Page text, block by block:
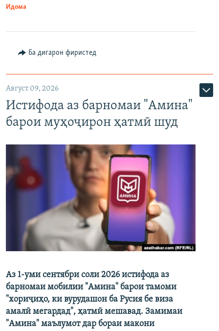
Идома
Ба дигарон фиристед
Август 09, 2026
Истифода аз барномаи "Амина"
барои муҳоҷирон ҳатмӣ шуд
Аз 1-уми сентябри соли 2026 истифода аз
барномаи мобилии "Амина" барои тамоми
"хориҷиҳо, ки вурудашон ба Русия бе виза
амалӣ мегардад", ҳатмӣ мешавад. Замимаи
"Амина" маълумот дар бораи макони